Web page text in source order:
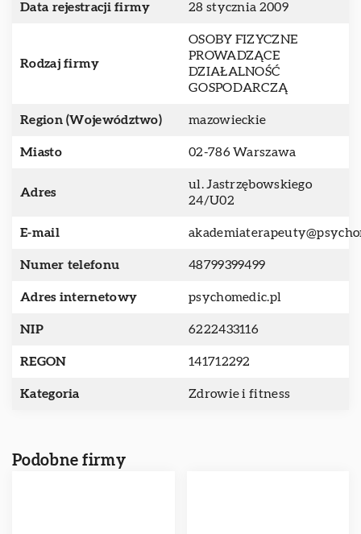
Data rejestracji firmy 28 stycznia 2009
Rodzaj firmy
OSOBY FIZYCZNE
PROWADZĄCE
DZIAŁALNOŚĆ
GOSPODARCZĄ
Region (Województwo) mazowieckie
Miasto 02-786 Warszawa
Adres
ul. Jastrzębowskiego
24/U02
E-mail
Numer telefonu 48799399499
Adres internetowy psychomedic.pl
NIP 6222433116
REGON 141712292
Kategoria Zdrowie i fitness
Podobne firmy